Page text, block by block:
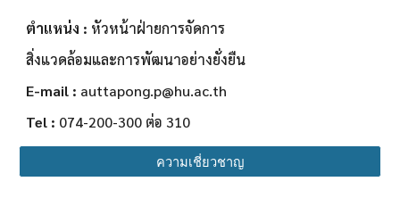
ตำแหน่ง : หัวหน้าฝ่ายการจัดการ
สิ่งแวดล้อมและการพัฒนาอย่างยั่งยืน
E-mail : auttapong.p@hu.ac.th
Tel : 074-200-300 ต่อ 310
ความเชี่ยวชาญ